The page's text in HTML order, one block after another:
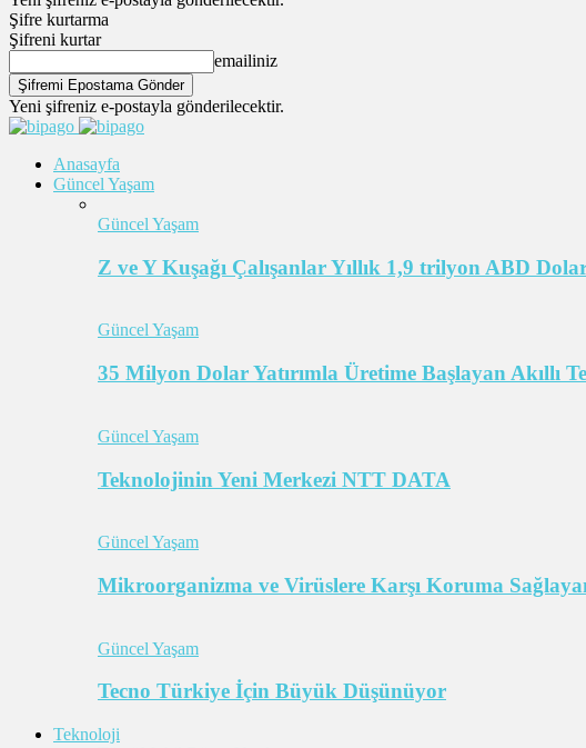
Şifre kurtarma
Şifreni kurtar
emailiniz
Yeni şifreniz e-postayla gönderilecektir.
Anasayfa
Güncel Yaşam
Güncel Yaşam
Z ve Y Kuşağı Çalışanlar Yıllık 1,9 trilyon ABD
Güncel Yaşam
35 Milyon Dolar Yatırımla Üretime Başlayan Akıllı
Güncel Yaşam
Teknolojinin Yeni Merkezi NTT DATA
Güncel Yaşam
Mikroorganizma ve Virüslere Karşı Koruma
Güncel Yaşam
Tecno Türkiye İçin Büyük Düşünüyor
Teknoloji